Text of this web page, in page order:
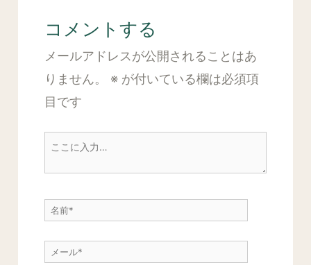
コメントする
メールアドレスが公開されることはあ
りません。
※ が付いている欄は必須項
目です
こ
入
名
メ